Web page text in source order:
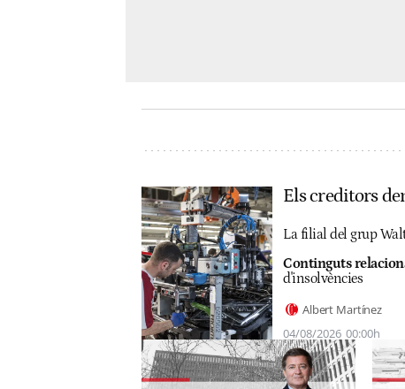
Els creditors
La filial del grup
Continguts
d'insolvències
Albert Martínez
04/08/2026 00:00h